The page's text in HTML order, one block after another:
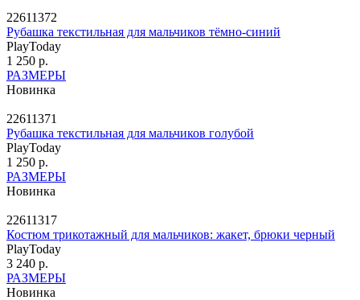
22611372
Рубашка текстильная для мальчиков тёмно-синий
PlayToday
1 250 р.
РАЗМЕРЫ
Новинка
22611371
Рубашка текстильная для мальчиков голубой
PlayToday
1 250 р.
РАЗМЕРЫ
Новинка
22611317
Костюм трикотажный для мальчиков: жакет, брюки черный
PlayToday
3 240 р.
РАЗМЕРЫ
Новинка